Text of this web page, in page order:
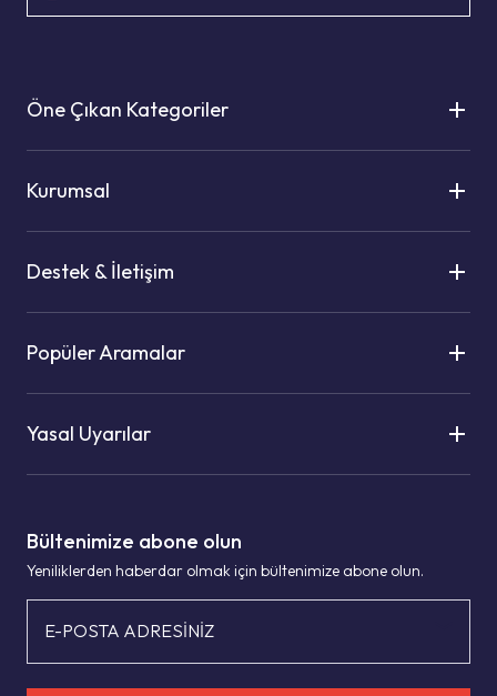
Bültenimize abone olun
Yeniliklerden haberdar olmak için bültenimize abone olun.
E-POSTA ADRESİNİZ
Öne Çıkan Kategoriler
Kurumsal
Destek & İletişim
Popüler Aramalar
Yasal Uyarılar